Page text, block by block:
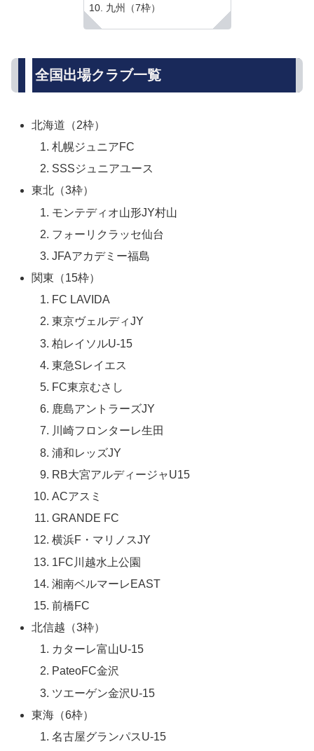
九州（7枠）
全国出場クラブ一覧
北海道（2枠）
札幌ジュニアFC
SSSジュニアユース
東北（3枠）
モンテディオ山形JY村山
フォーリクラッセ仙台
JFAアカデミー福島
関東（15枠）
FC LAVIDA
東京ヴェルディJY
柏レイソルU-15
東急Sレイエス
FC東京むさし
鹿島アントラーズJY
川崎フロンターレ生田
浦和レッズJY
RB大宮アルディージャU15
ACアスミ
GRANDE FC
横浜F・マリノスJY
1FC川越水上公園
湘南ベルマーレEAST
前橋FC
北信越（3枠）
カターレ富山U-15
PateoFC金沢
ツエーゲン金沢U-15
東海（6枠）
名古屋グランパスU-15